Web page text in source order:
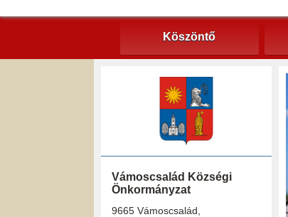
Köszöntő
Vámoscsalád Községi
Önkormányzat
9665 Vámoscsalád,